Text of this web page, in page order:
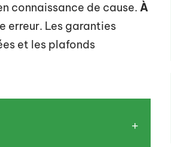
connaissance de cause. À
erreur. Les garanties
et les plafonds